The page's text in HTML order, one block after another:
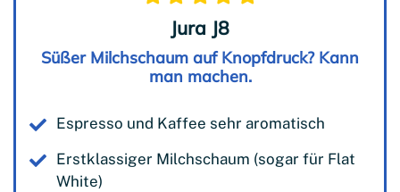
Jura J8
Süßer Milchschaum auf Knopfdruck? Kann
man machen.
Espresso und Kaffee sehr aromatisch
Erstklassiger Milchschaum (sogar für Flat
White)